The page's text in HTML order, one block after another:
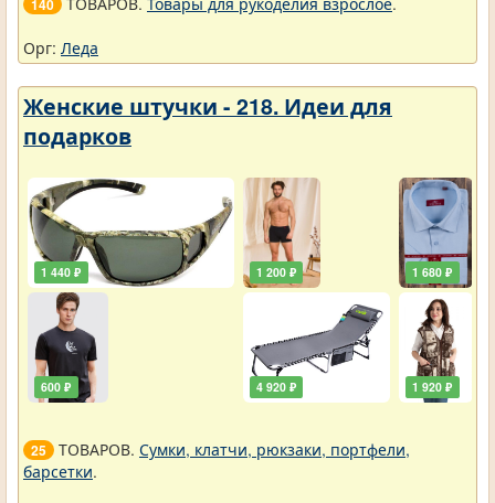
140
Орг: Леда
Женские штучки - 218. Идеи для
подарков
1 440 ₽
600 ₽
1 200 ₽
4 920 ₽
1 680 ₽
1 920 ₽
25 ТОВАРОВ. Сумки, клатчи, рюкзаки, портфели,
барсетки.